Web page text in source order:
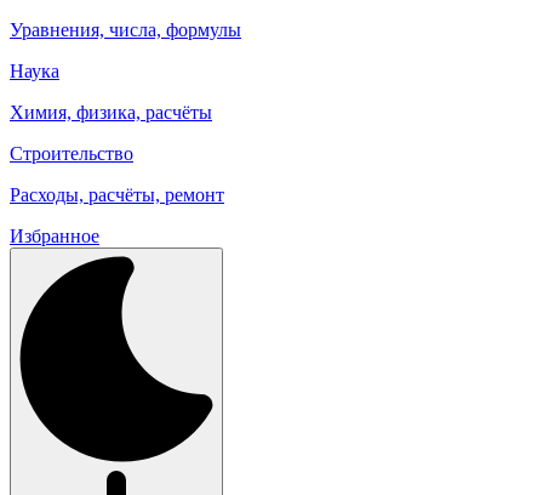
Уравнения, числа, формулы
Наука
Химия, физика, расчёты
Строительство
Расходы, расчёты, ремонт
Избранное